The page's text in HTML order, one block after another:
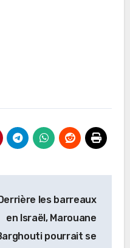
Derrière les barreaux
en Israël, Marouane
pourrait se